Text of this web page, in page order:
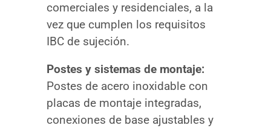
comerciales y residenciales, a la
vez que cumplen los requisitos
IBC de sujeción.
Postes y sistemas de montaje:
Postes de acero inoxidable con
placas de montaje integradas,
conexiones de base ajustables y